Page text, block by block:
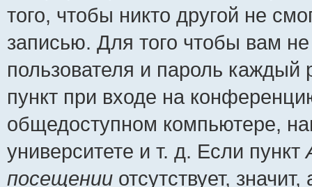
того, чтобы никто другой не
записью. Для того чтобы вам
пользователя и пароль
пункт при входе на
общедоступном компьютере,
университете и т. д. Если пункт
посещении отсутствует,